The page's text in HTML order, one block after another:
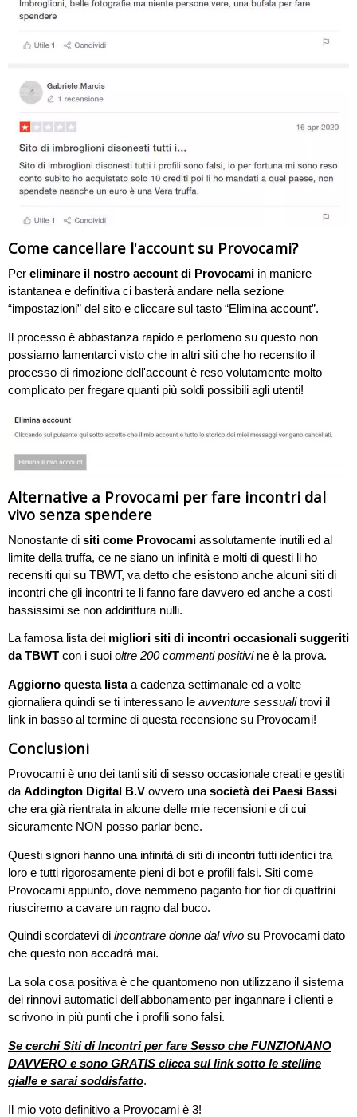
Come cancellare l'account su Provocami?
Per eliminare il nostro account di Provocami in maniere
istantanea e definitiva ci basterà andare nella sezione
“impostazioni” del sito e cliccare sul tasto “Elimina account”.
Il processo è abbastanza rapido e perlomeno su questo non
possiamo lamentarci visto che in altri siti che ho recensito il
processo di rimozione dell'account è reso volutamente molto
complicato per fregare quanti più soldi possibili agli utenti!
Alternative a Provocami per fare incontri dal
vivo senza spendere
Nonostante di siti come Provocami assolutamente inutili ed al
limite della truffa, ce ne siano un infinità e molti di questi li ho
recensiti qui su TBWT, va detto che esistono anche alcuni siti di
incontri che gli incontri te li fanno fare davvero ed anche a costi
bassissimi se non addirittura nulli.
La famosa lista dei migliori siti di incontri occasionali suggeriti
da TBWT con i suoi oltre 200 commenti positivine è la prova.
Aggiorno questa listaa cadenza settimanale ed a volte
giornaliera quindi se ti interessano le avventure sessualitrovi il
link in basso al termine di questa recensione su Provocami!
Conclusioni
Provocami è uno dei tanti siti di sesso occasionale creati e gestiti
da Addington Digital B.V ovvero una società dei Paesi Bassi
che era già rientrata in alcune delle mie recensioni e di cui
sicuramente NON posso parlar bene.
Questi signori hanno una infinità di siti di incontri tutti identici tra
loro e tutti rigorosamente pieni di bot e profili falsi. Siti come
Provocami appunto, dove nemmeno paganto fior fior di quattrini
riusciremo a cavare un ragno dal buco.
Quindi scordatevi di incontrare donne dal vivo su Provocami dato
che questo non accadrà mai.
La sola cosa positiva è che quantomeno non utilizzano il sistema
dei rinnovi automatici dell'abbonamento per ingannare i clienti e
scrivono in più punti che i profili sono falsi.
Se cerchi Siti di Incontri per fare Sesso che FUNZIONANO
DAVVERO e sono GRATIS clicca sul link sotto le stelline
gialle e sarai soddisfatto.
Il mio voto definitivo a Provocami è 3!